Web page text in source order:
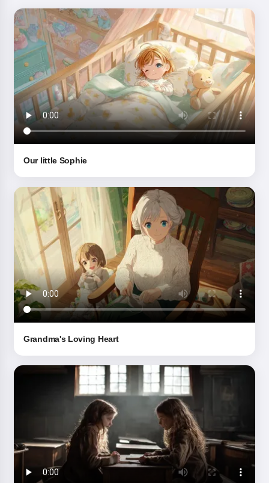
Our little Sophie
Grandma's Loving Heart